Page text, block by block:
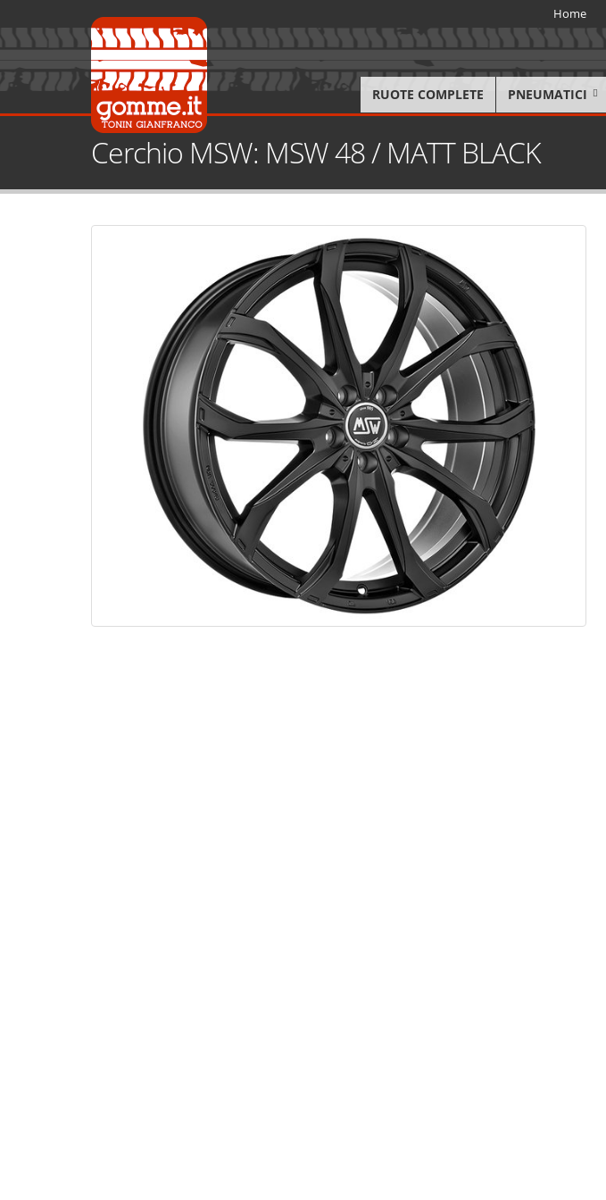
Home
RUOTE COMPLETE PNEUMATICI
Cerchio MSW: MSW 48 / MATT BLACK